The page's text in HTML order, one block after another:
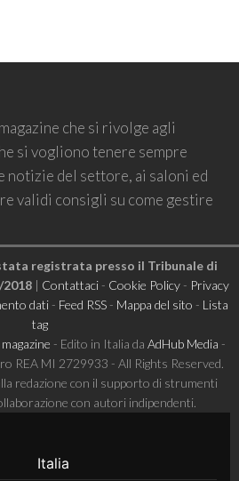
che si rivolge agli
si vogliono tenere sempre
notizie del settore, ai saloni ed
validi consigli su come gestire
registrata presso il Tribunale di
| Contattaci- Cookie Policy- Privacy
dati- Feed RSS- Mappa del sito - Lista
tag
- Edito in Italia da AdHub Media -
REA MI 2729933 - All Rights Reserved.
redazione con il supporto di strumenti
con autori indipendenti.
Italia